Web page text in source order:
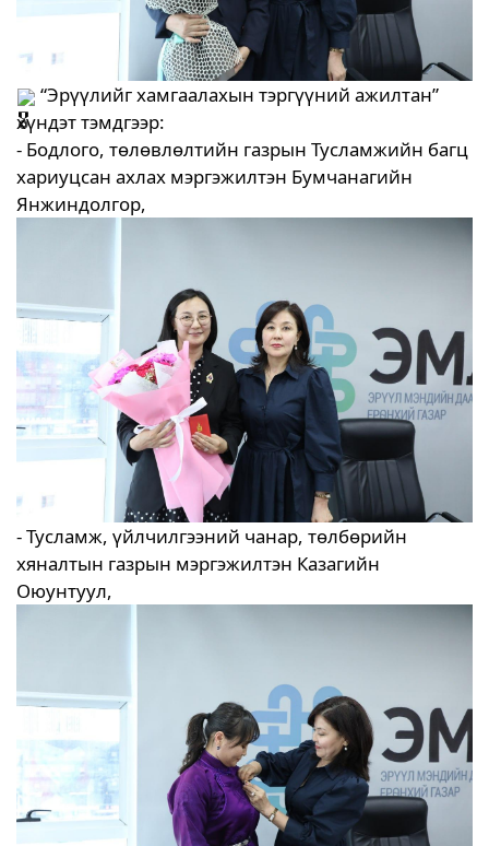
“Эрүүлийг хамгаалахын тэргүүний ажилтан”
хүндэт тэмдгээр:
- Бодлого, төлөвлөлтийн газрын Тусламжийн багц
хариуцсан ахлах мэргэжилтэн Бумчанагийн
Янжиндолгор,
- Тусламж, үйлчилгээний чанар, төлбөрийн
хяналтын газрын мэргэжилтэн Казагийн
Оюунтуул,